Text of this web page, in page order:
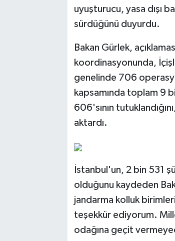
uyuşturucu, yasa dışı
sürdüğünü duyurdu.
Bakan Gürlek,
koordinasyonunda,
genelinde 706
kapsamında toplam 9
606'sının
aktardı.
İstanbul'un, 2 bin 531
olduğunu kaydeden
jandarma kolluk
teşekkür ediyorum.
odağına geçit